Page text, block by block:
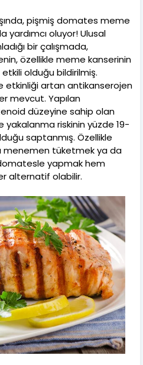
pişmiş domates meme
yardımcı oluyor! Ulusal
bir çalışmada,
özellikle meme kanserinin
olduğu bildirilmiş.
etkinliği artan antikanserojen
mevcut. Yapılan
düzeyine sahip olan
yakalanma riskinin yüzde 19-
saptanmış. Özellikle
menemen tüketmek ya da
yapmak hem
alternatif olabilir.